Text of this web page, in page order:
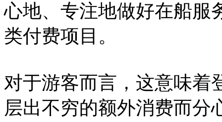
心地、专注地做好在船服
类付费项目。
对于游客而言，这意味着
层出不穷的额外消费而分